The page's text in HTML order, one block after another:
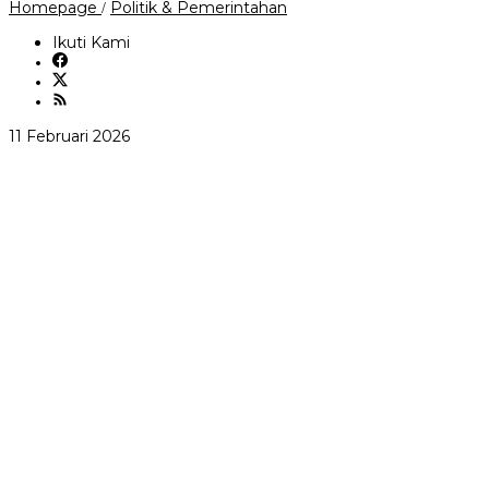
Homepage / Politik & Pemerintahan
Ikuti Kami
11 Februari 2026oleh